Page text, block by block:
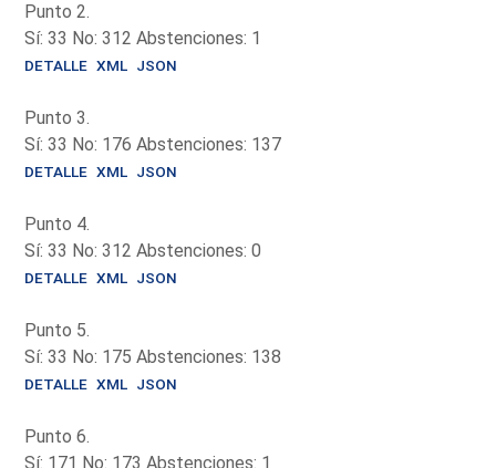
Punto 2.
Sí: 33 No: 312 Abstenciones: 1
DETALLE XML JSON
Punto 3.
Sí: 33 No: 176 Abstenciones: 137
DETALLE XML JSON
Punto 4.
Sí: 33 No: 312 Abstenciones: 0
DETALLE XML JSON
Punto 5.
Sí: 33 No: 175 Abstenciones: 138
DETALLE XML JSON
Punto 6.
Sí: 171 No: 173 Abstenciones: 1